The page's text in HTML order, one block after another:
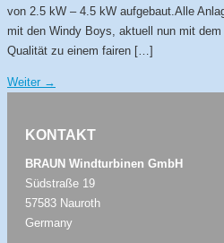
von 2.5 kW – 4.5 kW aufgebaut.Alle
mit den Windy Boys, aktuell nun mit
Qualität zu einem fairen […]
Weiter →
KONTAKT
BRAUN Windturbinen GmbH
Südstraße 19
57583 Nauroth
Germany